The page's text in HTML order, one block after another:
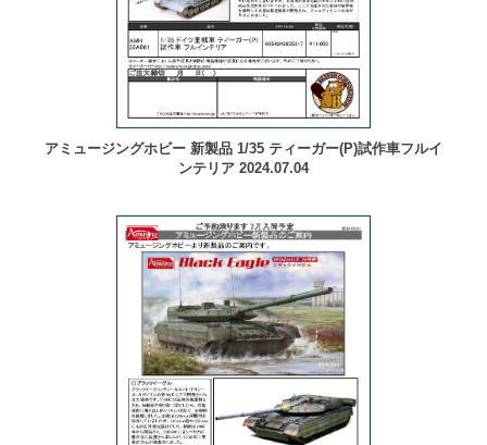
アミュージングホビー 新製品 1/35 ティーガー(P)試作車フルイ
ンテリア 2024.07.04